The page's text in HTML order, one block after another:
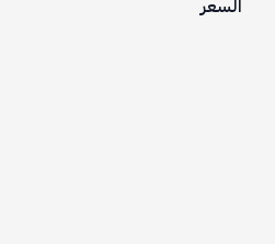
السعر